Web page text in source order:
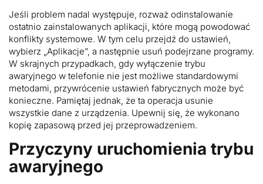
Jeśli problem nadal występuje, rozważ odinstalowanie
ostatnio zainstalowanych aplikacji, które mogą powodować
konflikty systemowe. W tym celu przejdź do ustawień,
wybierz „Aplikacje”, a następnie usuń podejrzane programy.
W skrajnych przypadkach, gdy wyłączenie trybu
awaryjnego w telefonie nie jest możliwe standardowymi
metodami, przywrócenie ustawień fabrycznych może być
konieczne. Pamiętaj jednak, że ta operacja usunie
wszystkie dane z urządzenia. Upewnij się, że wykonano
kopię zapasową przed jej przeprowadzeniem.
Przyczyny uruchomienia trybu
awaryjnego